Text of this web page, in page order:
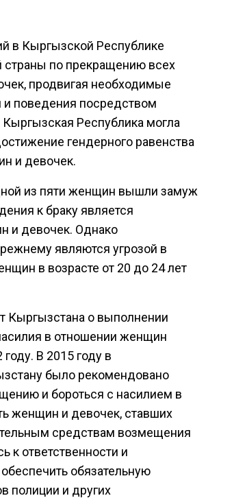
в Кыргызской Республике
страны по прекращению всех
продвигая необходимые
поведения посредством
Республика могла
гендерного равенства
и девочек.
из пяти женщин вышли замуж
к браку является
и девочек. Однако
являются угрозой в
в возрасте от 20 до 24 лет
Кыргызстана о выполнении
в отношении женщин
В 2015 году в
было рекомендовано
и бороться с насилием в
женщин и девочек, ставших
средствам возмещения
к ответственности и
обязательную
полиции и других